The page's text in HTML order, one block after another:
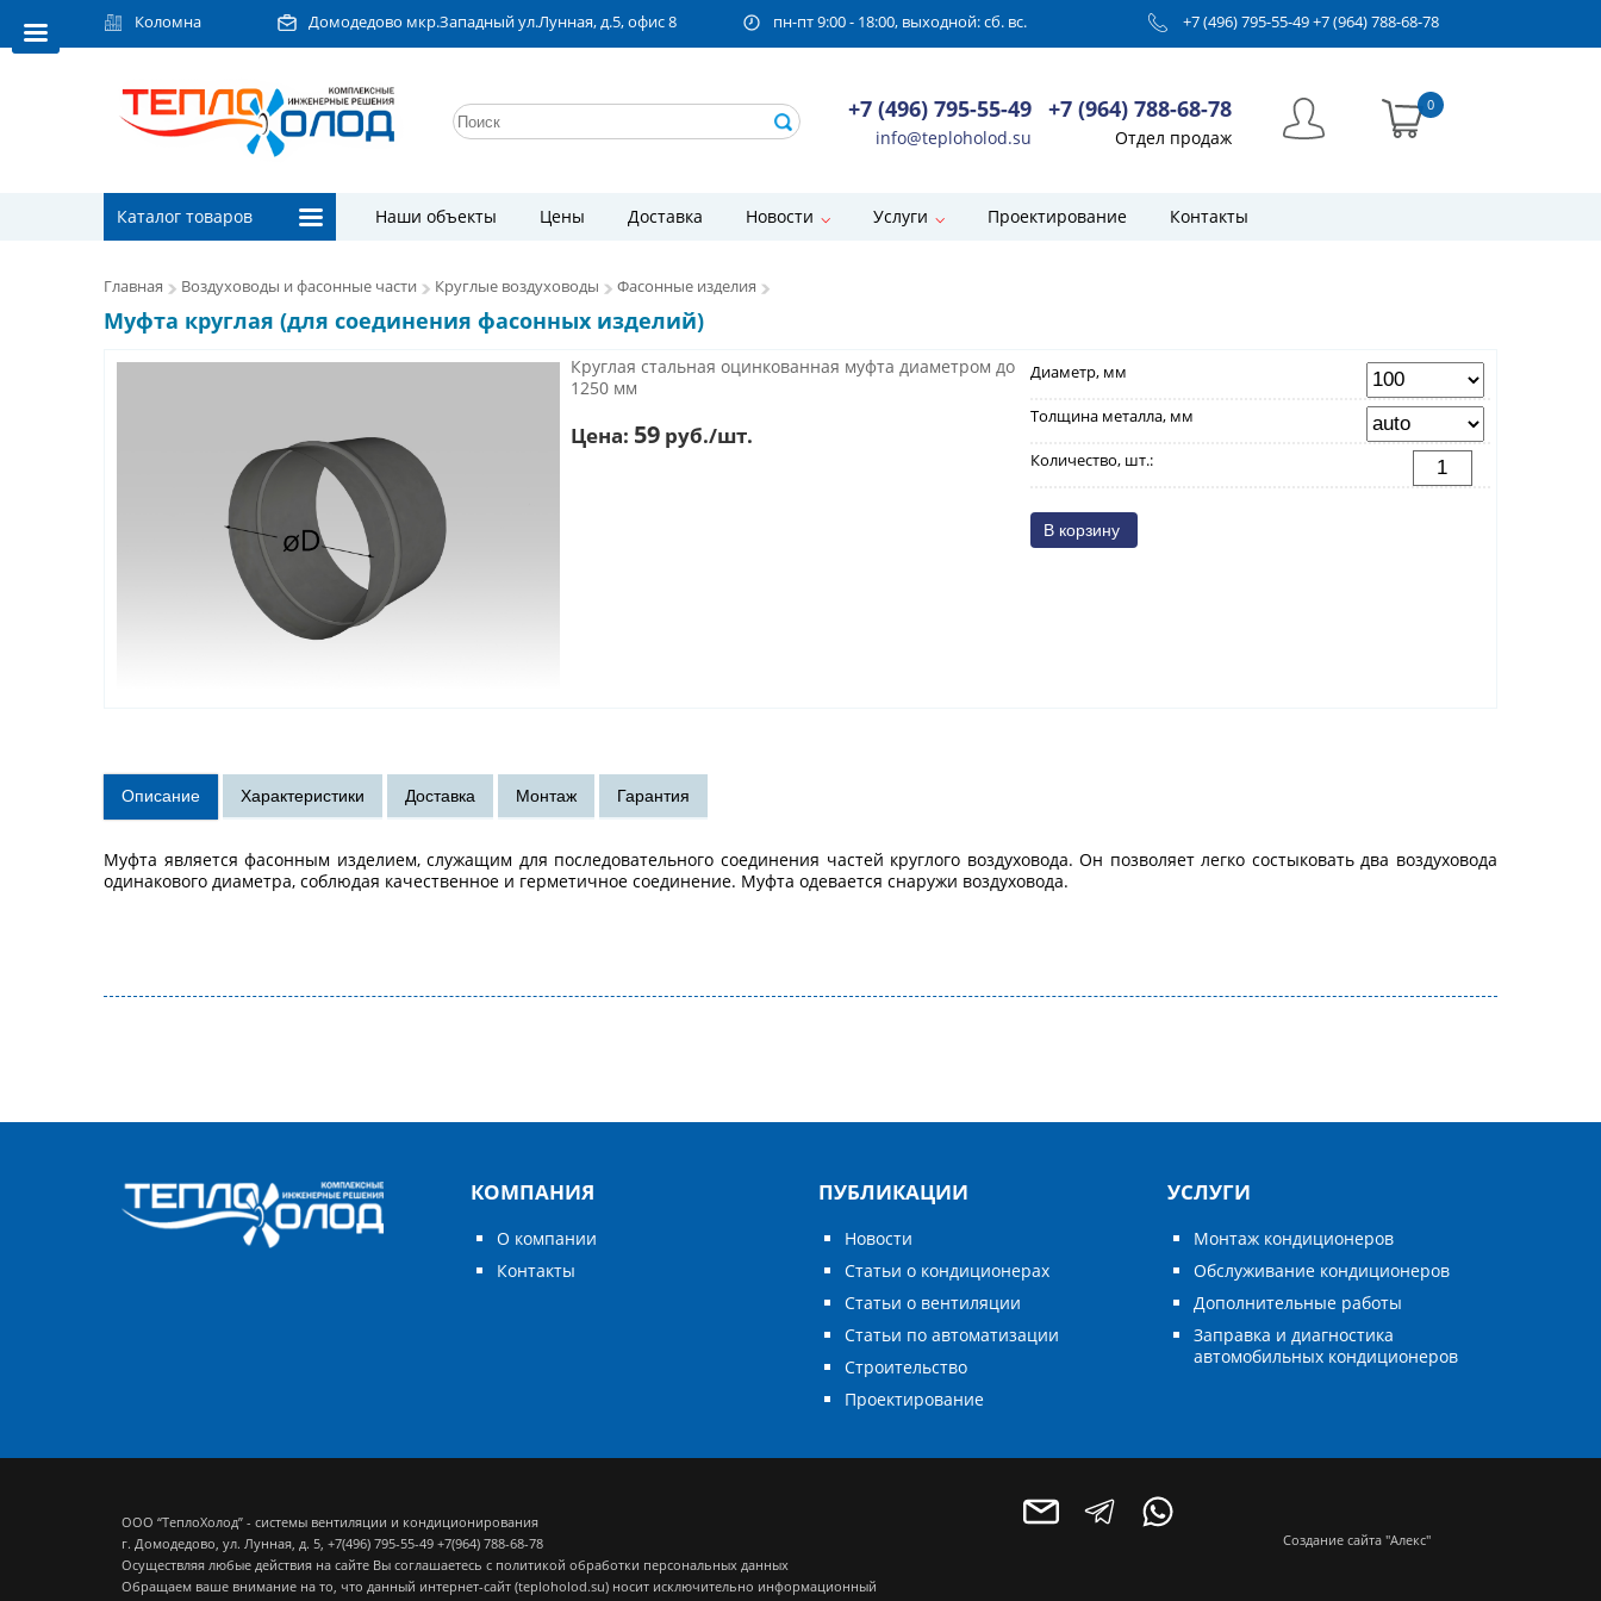
Коломна Домодедово мкр.Западный ул.Лунная, д.5, офис 8 пн-пт 9:00 - 18:00, выходной: сб. вс. +7 (496) 795-55-49+7 (964) 788-68-78
+7 (496) 795-55-49
info@teploholod.su
+7 (964) 788-68-78
Отдел продаж
0
Каталог товаров Наши объекты Цены Доставка Новости Услуги Проектирование Контакты
Главная Воздуховоды и фасонные части Круглые воздуховоды Фасонные изделия
Муфта круглая (для соединения фасонных изделий)
Круглая стальная оцинкованная муфта диаметром до
1250 мм
Цена: 59 руб./шт.
Диаметр, мм
Толщина металла, мм
Количество, шт.:
Муфта является фасонным изделием, служащим для последовательного соединения частей круглого воздуховода. Он позволяет легко состыковать два воздуховода
одинакового диаметра, соблюдая качественное и герметичное соединение. Муфта одевается снаружи воздуховода.
КОМПАНИЯ
О компании
Контакты
ПУБЛИКАЦИИ
Новости
Статьи о кондиционерах
Статьи о вентиляции
Статьи по автоматизации
Строительство
Проектирование
УСЛУГИ
Монтаж кондиционеров
Обслуживание кондиционеров
Дополнительные работы
Заправка и диагностика
автомобильных кондиционеров
ООО “ТеплоХолод” - системы вентиляции и кондиционирования
г. Домодедово, ул. Лунная, д. 5, +7(496) 795-55-49 +7(964) 788-68-78
Осуществляя любые действия на сайте Вы соглашаетесь с политикой обработки персональных данных
Обращаем ваше внимание на то, что данный интернет-сайт (teploholod.su) носит исключительно информационный
Создание сайта "Алекс"